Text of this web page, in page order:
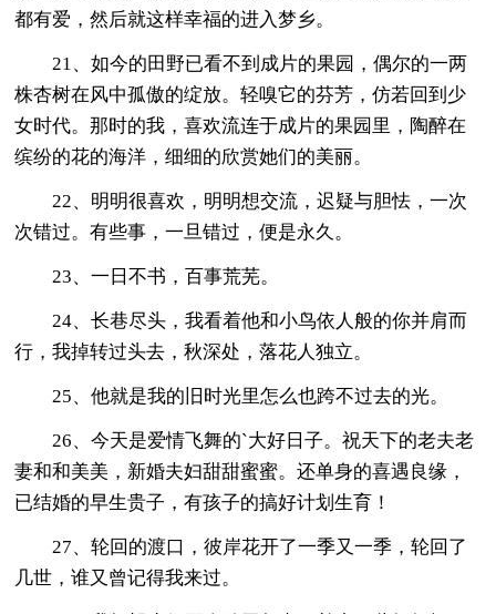
都有爱，然后就这样幸福的进入梦乡。
21、如今的田野已看不到成片的果园，偶尔的一两
株杏树在风中孤傲的绽放。轻嗅它的芬芳，仿若回到少
女时代。那时的我，喜欢流连于成片的果园里，陶醉在
缤纷的花的海洋，细细的欣赏她们的美丽。
22、明明很喜欢，明明想交流，迟疑与胆怯，一次
次错过。有些事，一旦错过，便是永久。
23、一日不书，百事荒芜。
24、长巷尽头，我看着他和小鸟依人般的你并肩而
行，我掉转过头去，秋深处，落花人独立。
25、他就是我的旧时光里怎么也跨不过去的光。
26、今天是爱情飞舞的`大好日子。祝天下的老夫老
妻和和美美，新婚夫妇甜甜蜜蜜。还单身的喜遇良缘，
已结婚的早生贵子，有孩子的搞好计划生育！
27、轮回的渡口，彼岸花开了一季又一季，轮回了
几世，谁又曾记得我来过。